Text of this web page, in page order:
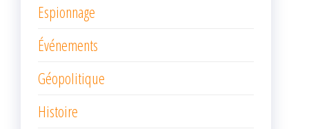
Espionnage
Événements
Géopolitique
Histoire